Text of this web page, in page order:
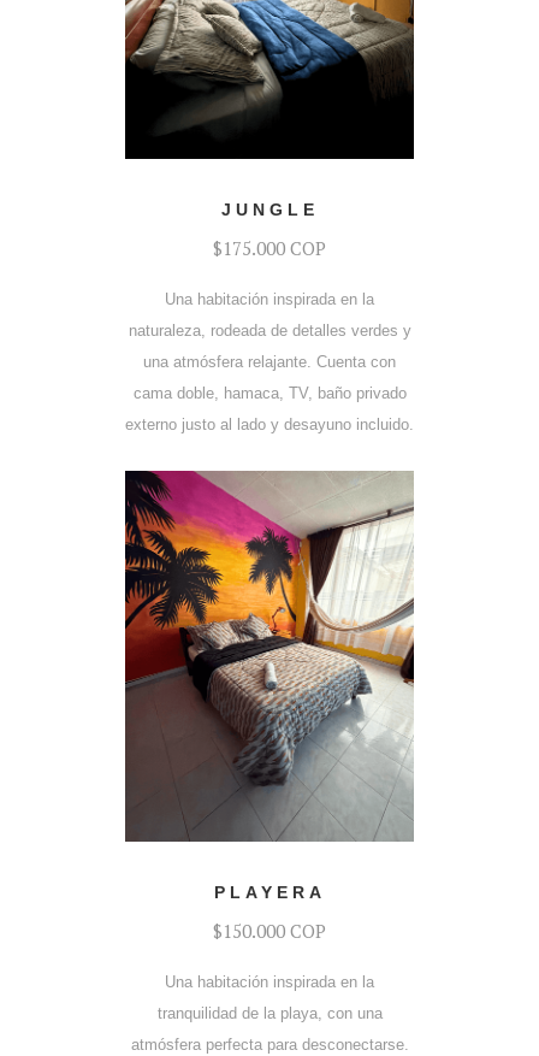
COTIZAR
JUNGLE
$175.000 COP
Una habitación inspirada en la
naturaleza, rodeada de detalles verdes y
una atmósfera relajante. Cuenta con
cama doble, hamaca, TV, baño privado
externo justo al lado y desayuno incluido.
COTIZAR
PLAYERA
$150.000 COP
Una habitación inspirada en la
tranquilidad de la playa, con una
atmósfera perfecta para desconectarse.